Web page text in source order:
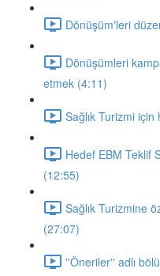
Dönüşüm'leri
Dönüşümleri
etmek (4:11)
Sağlık Turizmi için
Hedef EBM Teklif
(12:55)
Sağlık Turizmine
(27:07)
''Öneriler'' adlı